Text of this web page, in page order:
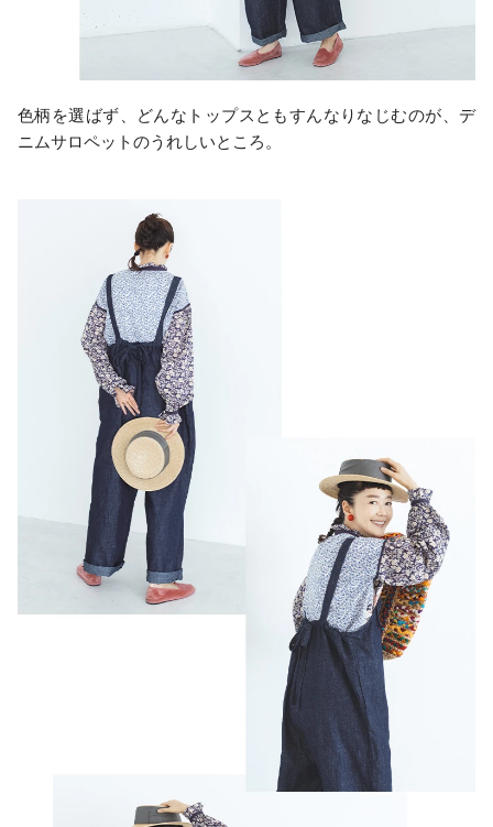
色柄を選ばず、どんなトップスともすんなりなじむのが、デ
ニムサロペットのうれしいところ。